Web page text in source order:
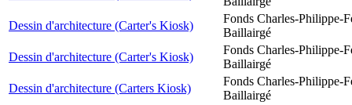
Dessin d'architecture (Carter's Kiosk)
Fonds Charles-Philippe-
Baillairgé
Dessin d'architecture (Carter's Kiosk)
Fonds Charles-Philippe-
Baillairgé
Dessin d'architecture (Carters Kiosk)
Fonds Charles-Philippe-
Baillairgé